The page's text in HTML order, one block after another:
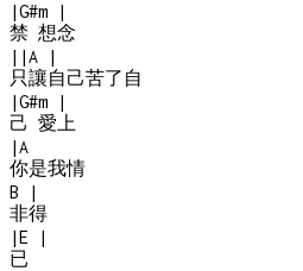
|G#m
|
禁 想念
| |A
|
只讓自己苦了自
|G#m
|
己 愛上
|A
你是我情
B
|
非得
|E
|
已